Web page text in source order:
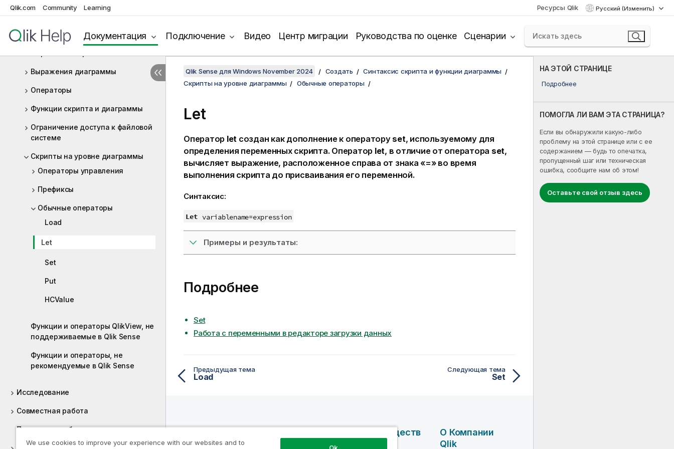
Qlik.com Community Learning Ресурсы Qlik Русский (Изменить)
Документация Подключение Видео Центр миграции Руководства по оценке Сценарии
скрипта
редакторе загрузки данных
Выражения диаграммы
Операторы
Функции скрипта и диаграммы
Ограничение доступа к файловой
системе
Скрипты на уровне диаграммы
Операторы управления
Префиксы
Обычные операторы
Load
Let
Set
Put
HCValue
Функции и операторы QlikView, не
поддерживаемые в Qlik Sense
Функции и операторы, не
рекомендуемые в Qlik Sense
Исследование
Совместная работа
Помощь разработчикам
НА ЭТОЙ СТРАНИЦЕ
Подробнее
ПОМОГЛА ЛИ ВАМ ЭТА СТРАНИЦА?
Если вы обнаружили какую-либо
проблему на этой странице или с ее
содержанием — будь то опечатка,
пропущенный шаг или техническая
ошибка, сообщите нам об этом!
Оставьте свой отзыв здесь
Qlik Sense для Windows November 2024 Создать
Синтаксис скрипта и функции диаграммы
Скрипты на уровне диаграммы
Обычные операторы
Let
Оператор let создан как дополнение к оператору set, используемому для
определения переменных скрипта. Оператор let, в отличие от оператора set,
вычисляет выражение, расположенное справа от знака «=» во время
выполнения скрипта до присваивания его переменной.
Синтаксис:
Let variablename=expression
Примеры и результаты:
Подробнее
Set
Работа с переменными в редакторе загрузки данных
Предыдущая тема
Load
Следующая тема
Set
Ресурсы
Преимуществ
О Компании
Qlik
We use cookies to improve your experience with our websites and to